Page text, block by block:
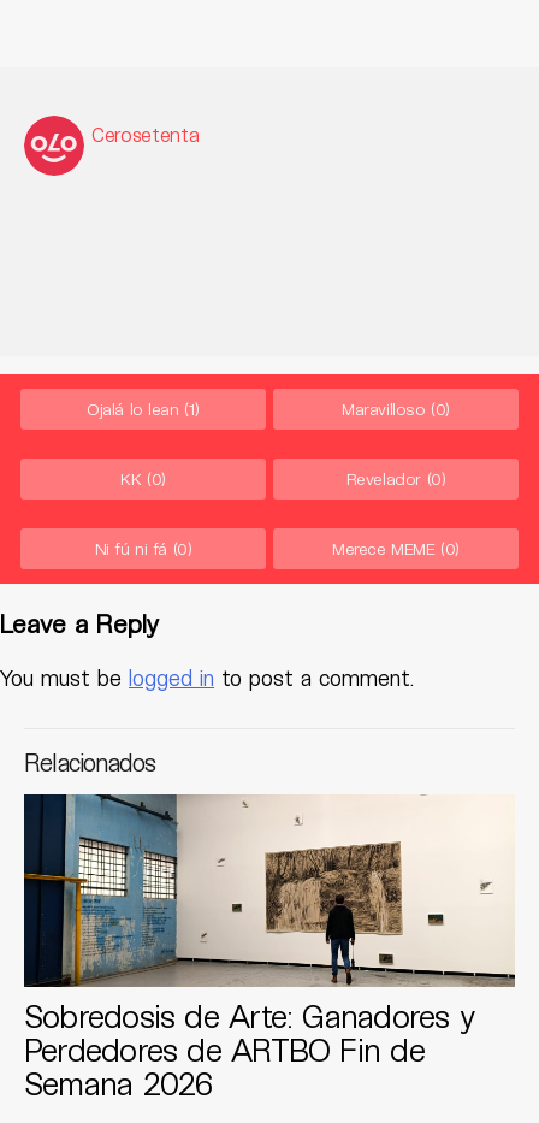
Cerosetenta
Ojalá lo lean (1) Maravilloso (0)
KK (0) Revelador (0)
Ni fú ni fá (0) Merece MEME (0)
Leave a Reply
You must be logged in to post a comment.
Relacionados
Sobredosis de Arte: Ganadores y
Perdedores de ARTBO Fin de
Semana 2026